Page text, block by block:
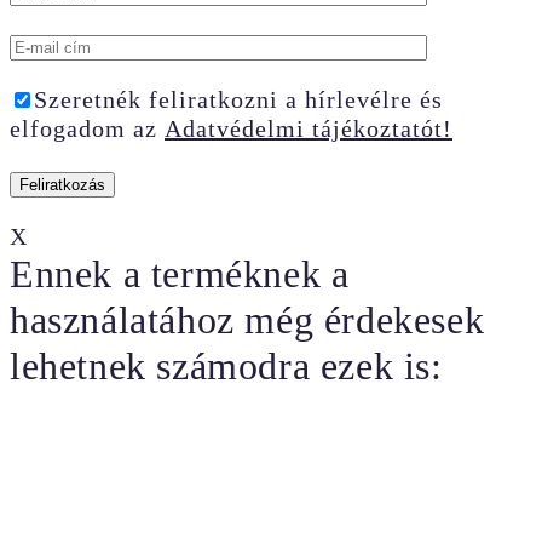
Szeretnék feliratkozni a hírlevélre és
elfogadom az Adatvédelmi tájékoztatót!
X
Ennek a terméknek a
használatához még érdekesek
lehetnek számodra ezek is: